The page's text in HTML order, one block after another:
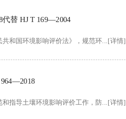
替 HJ T 169—2004
和国环境影响评价法》，规范环...[详情]
指导土壤环境影响评价工作，防...[详情]